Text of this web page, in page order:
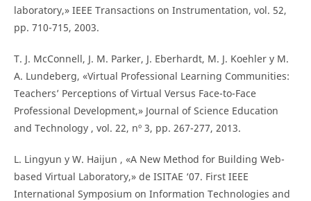
laboratory,» IEEE Transactions on Instrumentation, vol. 52,
pp. 710-715, 2003.
T. J. McConnell, J. M. Parker, J. Eberhardt, M. J. Koehler y M.
A. Lundeberg, «Virtual Professional Learning Communities:
Teachers’ Perceptions of Virtual Versus Face-to-Face
Professional Development,» Journal of Science Education
and Technology , vol. 22, nº 3, pp. 267-277, 2013.
L. Lingyun y W. Haijun , «A New Method for Building Web-
based Virtual Laboratory,» de ISITAE ‘07. First IEEE
International Symposium on Information Technologies and